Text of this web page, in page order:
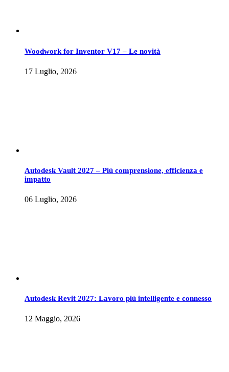
Woodwork for Inventor V17 – Le novità
17 Luglio, 2026
Autodesk Vault 2027 – Più comprensione, efficienza e
impatto
06 Luglio, 2026
Autodesk Revit 2027: Lavoro più intelligente e connesso
12 Maggio, 2026